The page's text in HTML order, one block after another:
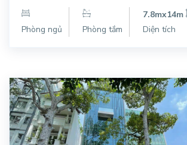
Phòng ngủ Phòng tắm
7.8mx14m
Diện tích